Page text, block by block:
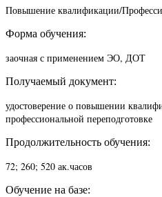
Повышение квалификации/П
Форма обучения:
заочная с применением ЭО, ДОТ
Получаемый документ:
удостоверение о повышении
профессиональной переподготовке
Продолжительность обучения:
72; 260; 520 ак.часов
Обучение на базе: